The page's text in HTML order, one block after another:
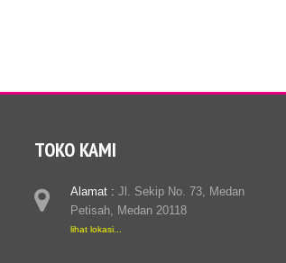
TOKO KAMI
Alamat : Jl. Sekip No. 73, Medan
Petisah, Medan 20118
lihat lokasi...